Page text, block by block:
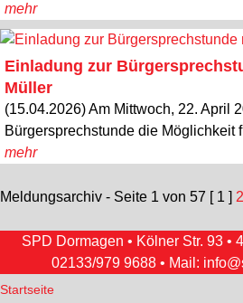
mehr
Einladung zur
Müller
(15.04.2026) Am Mittwoch, 22. April
Bürgersprechstunde die Möglichkeit
mehr
Meldungsarchiv - Seite 1 von 57 [ 1 ] 2
SPD Dormagen • Kölner Str. 93 •
02133/979 9688• Mail:
Startseite